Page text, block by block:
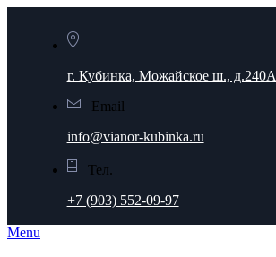
г. Кубинка, Можайское ш., д.240А
Email
info@vianor-kubinka.ru
Тел.
+7 (903) 552-09-97
Menu